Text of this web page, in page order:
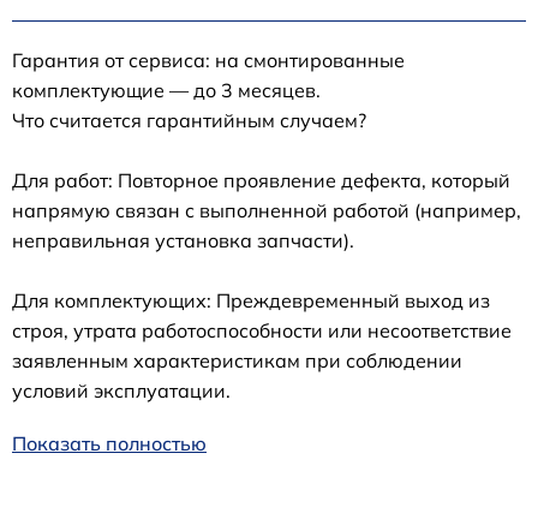
Гарантия от сервиса: на смонтированные
комплектующие — до 3 месяцев.
Что считается гарантийным случаем?
Для работ: Повторное проявление дефекта, который
напрямую связан с выполненной работой (например,
неправильная установка запчасти).
Для комплектующих: Преждевременный выход из
строя, утрата работоспособности или несоответствие
заявленным характеристикам при соблюдении
условий эксплуатации.
Показать полностью